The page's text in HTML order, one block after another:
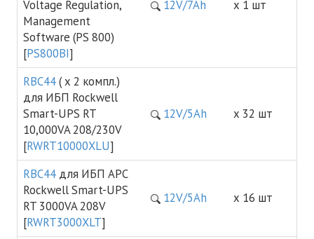
Voltage Regulation,
Management
Software (PS 800)
[PS800BI]
12V/7Ah х 1 шт
RBC44( х 2 компл.)
для ИБП Rockwell
Smart-UPS RT
10,000VA 208/230V
[RWRT10000XLU]
12V/5Ah х 32 шт
RBC44для ИБП APC
Rockwell Smart-UPS
RT 3000VA 208V
[RWRT3000XLT]
12V/5Ah х 16 шт